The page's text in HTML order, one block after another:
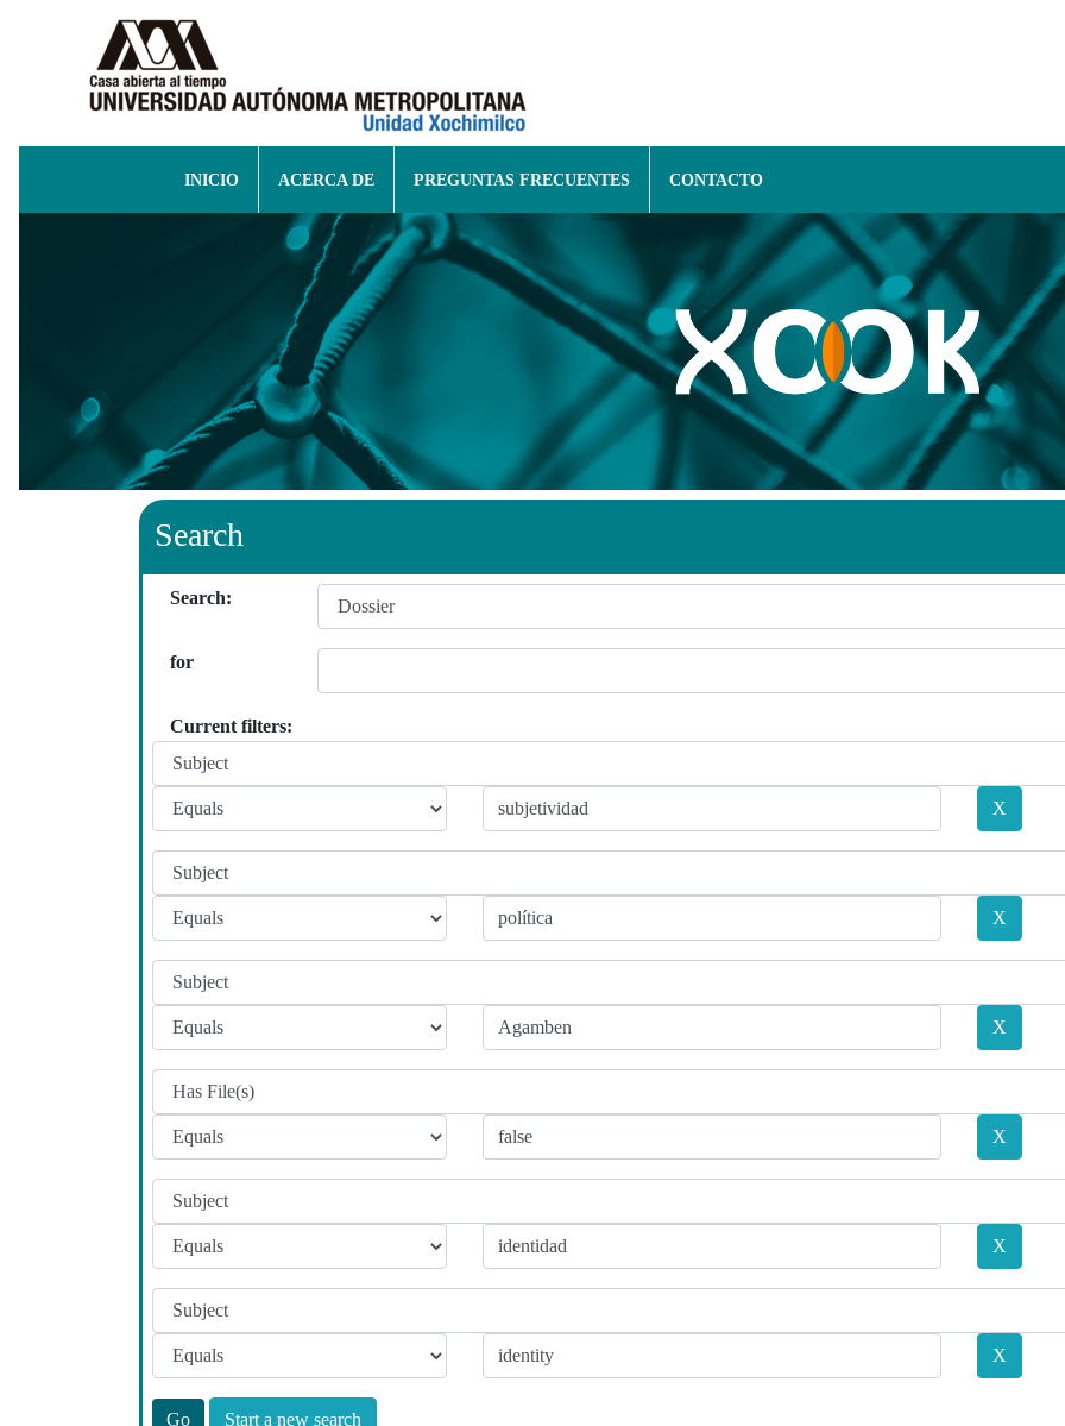
INICIO ACERCA DE PREGUNTAS FRECUENTES CONTACTO
Search
Search:
for
Current filters:
Start a new search